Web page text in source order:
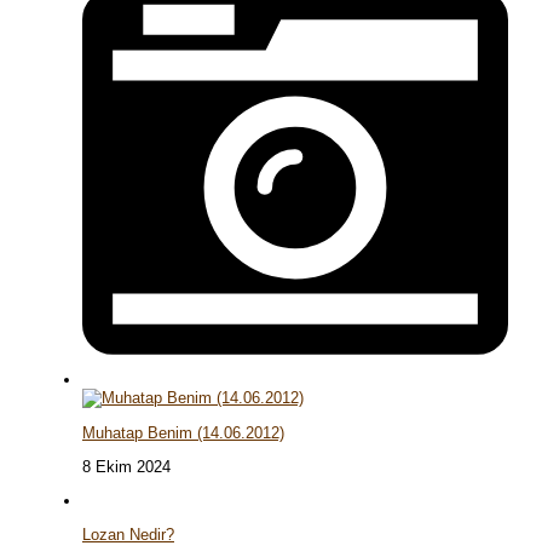
Muhatap Benim (14.06.2012)
8 Ekim 2024
Lozan Nedir?